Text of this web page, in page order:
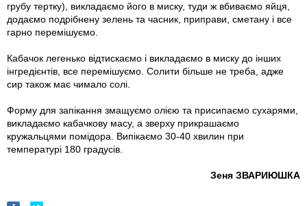
грубу тертку), викладаємо його в миску, туди ж вбиваємо яйця,
додаємо подрібнену зелень та часник, приправи, сметану і все
гарно перемішуємо.
Кабачок легенько відтискаємо і викладаємо в миску до інших
інгредієнтів, все перемішуємо. Солити більше не треба, адже
сир також має чимало солі.
Форму для запікання змащуємо олією та присипаємо сухарями,
викладаємо кабачкову масу, а зверху прикрашаємо
кружальцями помідора. Випікаємо 30-40 хвилин при
температурі 180 градусів.
Зеня ЗВАРИЮШКА